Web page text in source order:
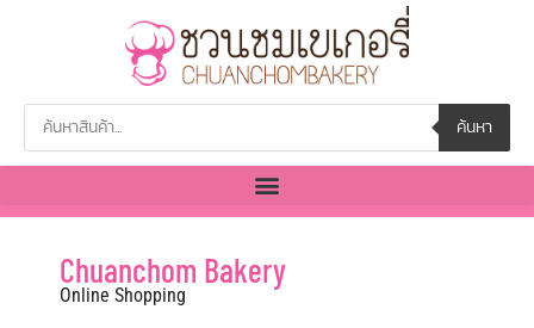
ค้นหา
Chuanchom Bakery
Online Shopping